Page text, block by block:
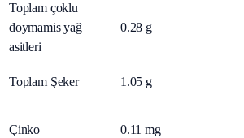
Toplam çoklu
doymamis yağ
asitleri
0.28 g
Toplam Şeker 1.05 g
Çinko 0.11 mg